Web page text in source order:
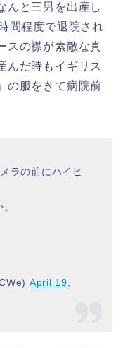
んと三男を出産し
間程度で退院され
スの襟が素敵な真
んだ時もイギリス
の服をきて病院前
ラの前にハイヒ
April 19,